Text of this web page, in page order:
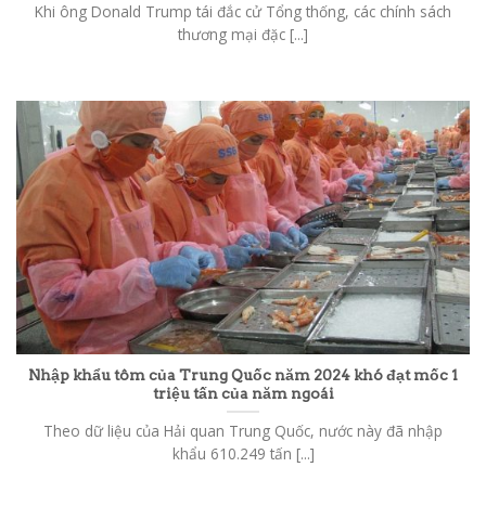
Khi ông Donald Trump tái đắc cử Tổng thống, các chính sách
thương mại đặc [...]
Nhập khẩu tôm của Trung Quốc năm 2024 khó đạt mốc 1
triệu tấn của năm ngoái
Theo dữ liệu của Hải quan Trung Quốc, nước này đã nhập
khẩu 610.249 tấn [...]